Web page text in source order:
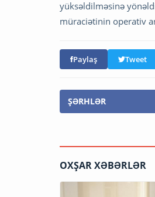
yüksəldilməsinə
müraciətinin operativ
Paylaş Tweet
ŞƏRHLƏR
OXŞAR XƏBƏRLƏR